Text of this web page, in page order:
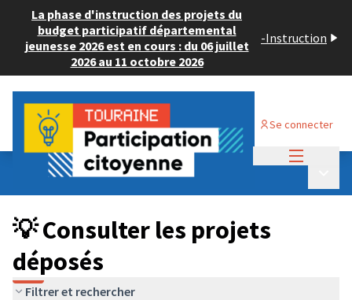
La phase d'instruction des projets du
budget participatif départemental
jeunesse 2026 est en cours : du 06 juillet
2026 au 11 octobre 2026
-Instruction
Se connecter
Budget Participatif JEUNESSE 2024
💡 Consulter les projets déposés
💡 Consulter les projets
déposés
Filtrer et rechercher